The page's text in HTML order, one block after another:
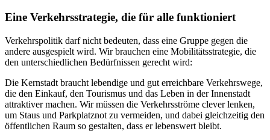
Eine Verkehrsstrategie, die für alle funktioniert
Verkehrspolitik darf nicht bedeuten, dass eine Gruppe gegen die
andere ausgespielt wird. Wir brauchen eine Mobilitätsstrategie, die
den unterschiedlichen Bedürfnissen gerecht wird:
Die Kernstadt braucht lebendige und gut erreichbare Verkehrswege,
die den Einkauf, den Tourismus und das Leben in der Innenstadt
attraktiver machen. Wir müssen die Verkehrsströme clever lenken,
um Staus und Parkplatznot zu vermeiden, und dabei gleichzeitig den
öffentlichen Raum so gestalten, dass er lebenswert bleibt.